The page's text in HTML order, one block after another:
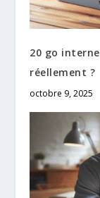
20 go
réellement ?
octobre 9, 2025